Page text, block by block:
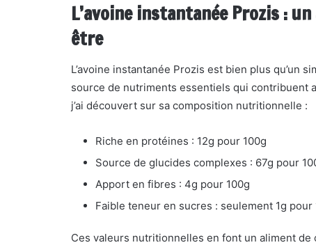
L’avoine instantanée Prozis :
être
L’avoine instantanée Prozis est bien plus qu’un
source de nutriments essentiels qui contribuent
j’ai découvert sur sa composition nutritionnelle :
Riche en protéines : 12g pour 100g
Source de glucides complexes : 67g pour
Apport en fibres : 4g pour 100g
Faible teneur en sucres : seulement 1g pour
Ces valeurs nutritionnelles en font un aliment